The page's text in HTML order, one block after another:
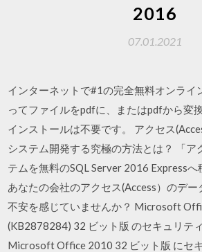
2016
07.01.2021
インターネットで#1の完全無料オンライ
ってファイルをpdfに、またはpdfから変
インストールは不要です。 アクセス
システム開発する究極の方法とは？ 「ア
テムを無料のSQL Server 2016 Express
あなたの会社のアクセス(Access）のデ
不安を感じていませんか？ Microsoft
(KB2878284) 32 ビット版 のセキュリテ
Microsoft Office 2010 32 ビット版 にセ